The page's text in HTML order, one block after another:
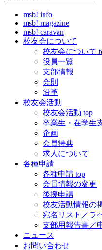
msb! info
msb! magazine
msb! caravan
校友会について
校友会について
役員一覧
支部情報
会則
沿革
校友会活動
校友会活動 top
卒業生・在学生
企画
会員特典
求人について
各種申請
各種申請 top
会員情報の変更
後援申請
校友活動情報の
宛名リスト／ラ
支部用報告書／
ニュース
お問い合わせ